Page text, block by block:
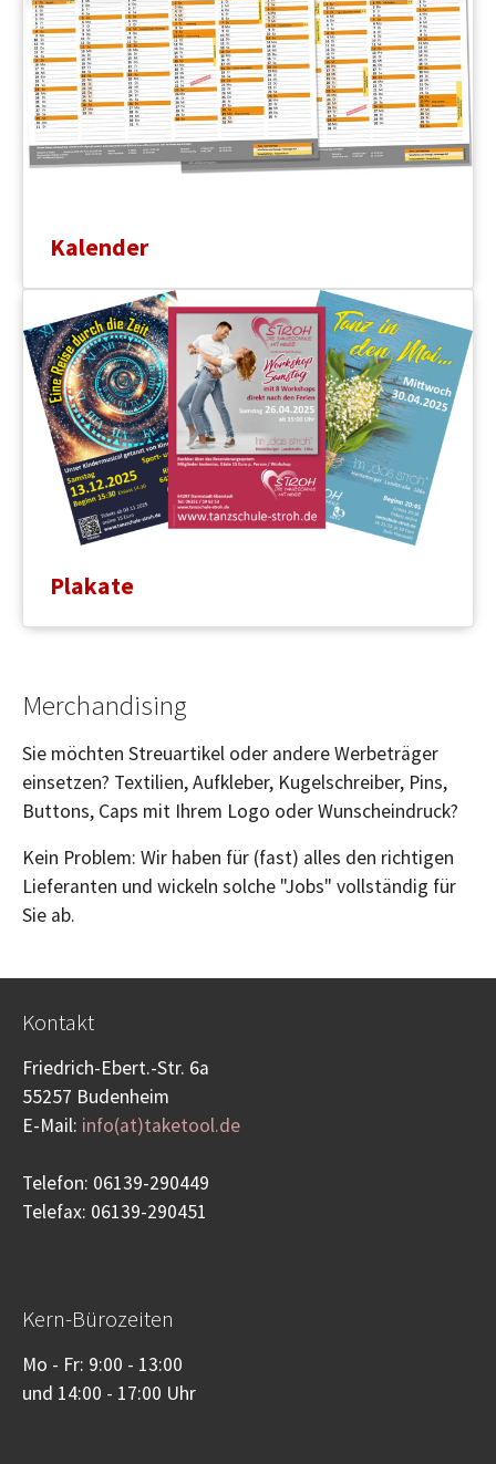
Kalender
Plakate
Merchandising
Sie möchten Streuartikel oder andere Werbeträger
einsetzen? Textilien, Aufkleber, Kugelschreiber, Pins,
Buttons, Caps mit Ihrem Logo oder Wunscheindruck?
Kein Problem: Wir haben für (fast) alles den richtigen
Lieferanten und wickeln solche "Jobs" vollständig für
Sie ab.
Kontakt
Friedrich-Ebert.-Str. 6a
55257 Budenheim
E-Mail: info(at)taketool.de
Telefon: 06139-290449
Telefax: 06139-290451
Kern-Bürozeiten
Mo - Fr: 9:00 - 13:00
und 14:00 - 17:00 Uhr